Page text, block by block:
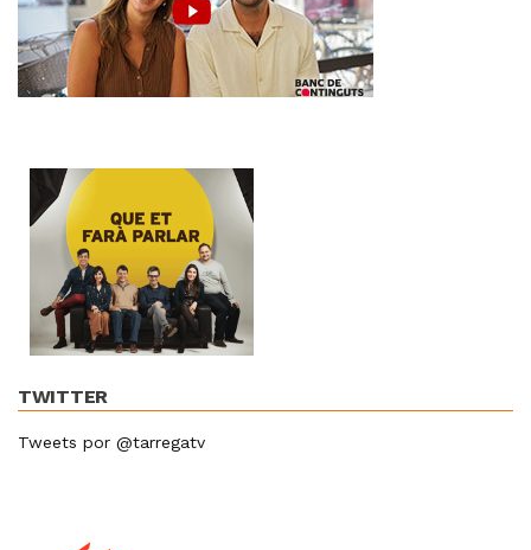
TWITTER
Tweets por @tarregatv